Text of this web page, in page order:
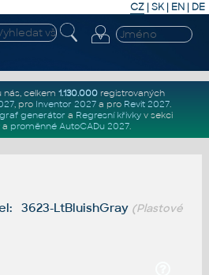
CZ | SK| EN | DE
nás, celkem 1.130.000registrovaných
, pro Inventor 2027a pro Revit 2027.
generátor a Regresní křivkyv sekci
a proměnné AutoCADu 2027.
3623-LtBluishGray (Plastové